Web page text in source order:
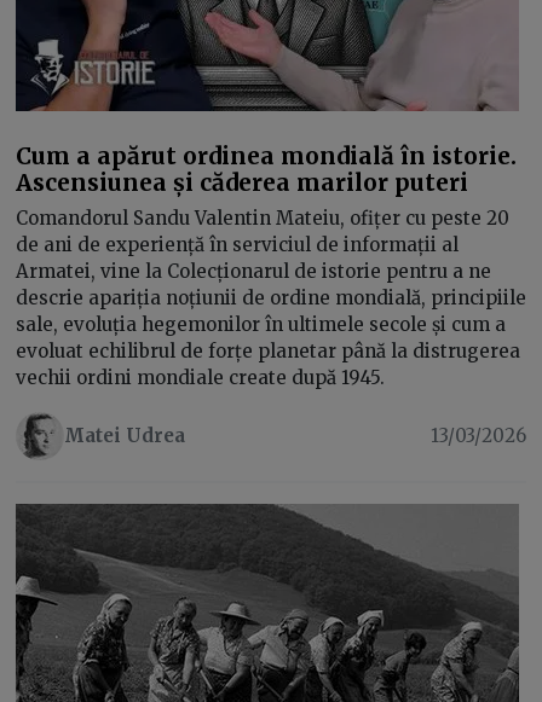
Cum a apărut ordinea mondială în istorie.
Ascensiunea și căderea marilor puteri
Comandorul Sandu Valentin Mateiu, ofițer cu peste 20
de ani de experiență în serviciul de informații al
Armatei, vine la Colecționarul de istorie pentru a ne
descrie apariția noțiunii de ordine mondială, principiile
sale, evoluția hegemonilor în ultimele secole și cum a
evoluat echilibrul de forțe planetar până la distrugerea
vechii ordini mondiale create după 1945.
Matei Udrea 13/03/2026